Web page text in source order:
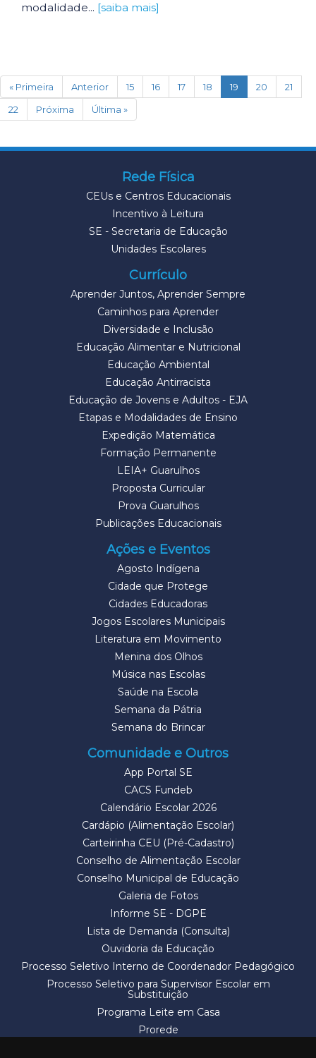
modalidade... [saiba mais]
« Primeira Anterior 15 16 17 18 19 (current)
20
21
22
Próxima Última »
Rede Física
CEUs e Centros Educacionais
Incentivo à Leitura
SE - Secretaria de Educação
Unidades Escolares
Currículo
Aprender Juntos, Aprender Sempre
Caminhos para Aprender
Diversidade e Inclusão
Educação Alimentar e Nutricional
Educação Ambiental
Educação Antirracista
Educação de Jovens e Adultos - EJA
Etapas e Modalidades de Ensino
Expedição Matemática
Formação Permanente
LEIA+ Guarulhos
Proposta Curricular
Prova Guarulhos
Publicações Educacionais
Ações e Eventos
Agosto Indígena
Cidade que Protege
Cidades Educadoras
Jogos Escolares Municipais
Literatura em Movimento
Menina dos Olhos
Música nas Escolas
Saúde na Escola
Semana da Pátria
Semana do Brincar
Comunidade e Outros
App Portal SE
CACS Fundeb
Calendário Escolar 2026
Cardápio (Alimentação Escolar)
Carteirinha CEU (Pré-Cadastro)
Conselho de Alimentação Escolar
Conselho Municipal de Educação
Galeria de Fotos
Informe SE - DGPE
Lista de Demanda (Consulta)
Ouvidoria da Educação
Processo Seletivo Interno de Coordenador Pedagógico
Processo Seletivo para Supervisor Escolar em
Substituição
Programa Leite em Casa
Prorede